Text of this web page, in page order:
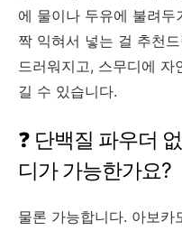
에 물이나 두유에 불려두
짝 익혀서 넣는 걸 추천
드러워지고, 스무디에
길 수 있습니다.
❓ 단백질 파우더
디가 가능한가요?
물론 가능합니다. 아보카